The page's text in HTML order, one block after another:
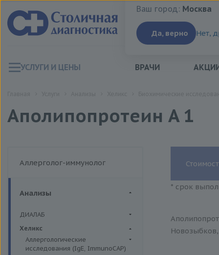
Ваш город:Москва
Ваш город: Москва
Да, верно Нет,
УСЛУГИ И ЦЕНЫ ВРАЧИ
Аполипопротеин A 1
Аллерголог-иммунолог
Анализы
ДИАЛАБ
Биохимия крови
Хеликс
Аллергологические
исследования (IgE, ImmunoCAP)
* срок